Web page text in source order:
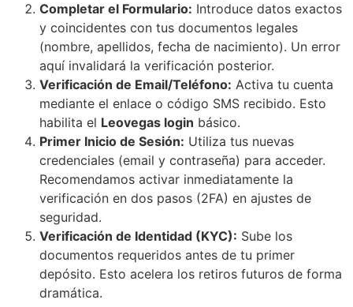
Completar el Formulario: Introduce datos exactos
y coincidentes con tus documentos legales
(nombre, apellidos, fecha de nacimiento). Un error
aquí invalidará la verificación posterior.
Verificación de Email/Teléfono: Activa tu cuenta
mediante el enlace o código SMS recibido. Esto
habilita el Leovegas login básico.
Primer Inicio de Sesión: Utiliza tus nuevas
credenciales (email y contraseña) para acceder.
Recomendamos activar inmediatamente la
verificación en dos pasos (2FA) en ajustes de
seguridad.
Verificación de Identidad (KYC): Sube los
documentos requeridos antes de tu primer
depósito. Esto acelera los retiros futuros de forma
dramática.